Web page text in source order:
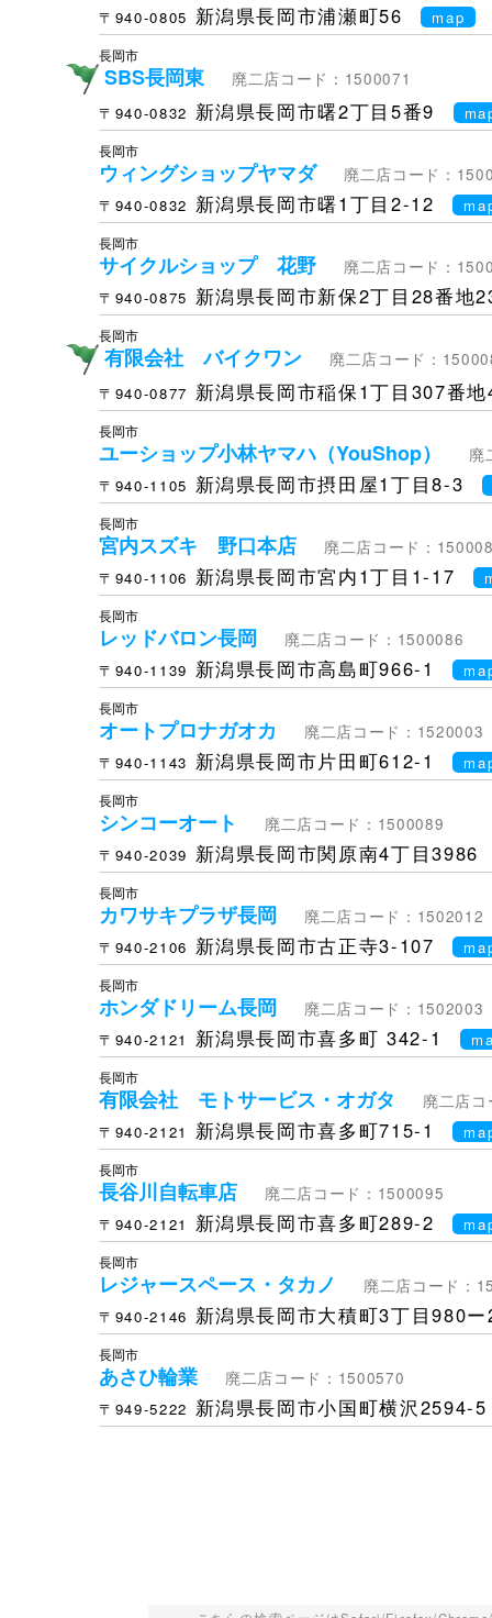
〒940-0805 新潟県長岡市浦瀬町56 map
長岡市
SBS長岡東
廃二店コード：1500071
〒940-0832 新潟県長岡市曙2丁目5番9
長岡市
ウィングショップヤマダ
廃二店コード：
〒940-0832 新潟県長岡市曙1丁目2-12
長岡市
サイクルショップ 花野
廃二店コード：
〒940-0875 新潟県長岡市新保2丁目28番地
長岡市
有限会社 バイクワン
廃二店コード：
〒940-0877 新潟県長岡市稲保1丁目307番
長岡市
ユーショップ小林ヤマハ（YouShop）
廃
〒940-1105 新潟県長岡市摂田屋1丁目8-3
長岡市
宮内スズキ 野口本店
廃二店コード：
〒940-1106 新潟県長岡市宮内1丁目1-17
長岡市
レッドバロン長岡
廃二店コード：1500086
〒940-1139 新潟県長岡市高島町966-1
長岡市
オートプロナガオカ
廃二店コード：1520003
〒940-1143 新潟県長岡市片田町612-1
長岡市
シンコーオート
廃二店コード：1500089
〒940-2039 新潟県長岡市関原南4丁目3986
長岡市
カワサキプラザ長岡
廃二店コード：1502012
〒940-2106 新潟県長岡市古正寺3-107
長岡市
ホンダドリーム長岡
廃二店コード：1502003
〒940-2121
新潟県長岡市喜多町 342-1
長岡市
有限会社 モトサービス・オガタ
廃二店
〒940-2121
新潟県長岡市喜多町715-1
長岡市
長谷川自転車店
廃二店コード：1500095
〒940-2121
新潟県長岡市喜多町289-2
長岡市
レジャースペース・タカノ
廃二店コード：
〒940-2146 新潟県長岡市大積町3丁目980
長岡市
あさひ輪業
廃二店コード：1500570
〒949-5222 新潟県長岡市小国町横沢2594-5